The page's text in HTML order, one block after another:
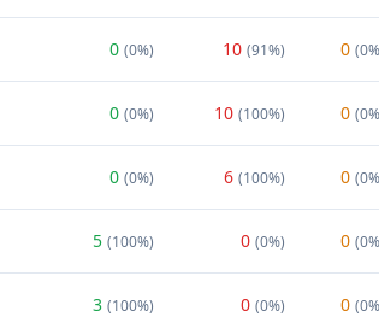
0 (0%) 10 (91%) 0 (0%
0 (0%) 10 (100%) 0 (0%
0 (0%) 6 (100%) 0 (0%
5 (100%) 0 (0%) 0 (0%
3 (100%) 0 (0%) 0 (0%